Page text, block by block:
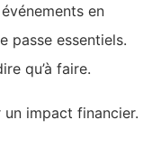
en
passe essentiels.
qu’à faire.
impact financier.